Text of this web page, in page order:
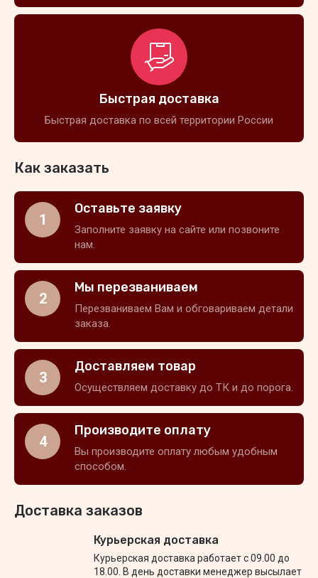
Быстрая доставка
Быстрая доставка по всей территории России
Как заказать
1
Оставьте заявку
Заполните заявку на сайте или позвоните
нам.
2
Мы перезваниваем
Перезваниваем Вам и обговариваем детали
заказа.
3
Доставляем товар
Осуществляем доставку до ТК и до порога.
4
Производите оплату
Вы производите оплату любым удобным
способом.
Доставка заказов
Курьерская доставка
Курьерская доставка работает с 09.00 до
18.00. В день доставки менеджер высылает